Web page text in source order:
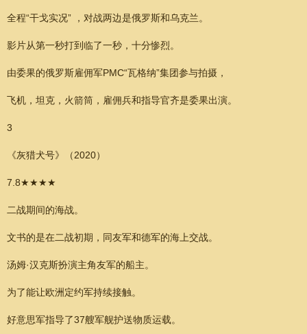
全程“干戈实况” ，对战两边是俄罗斯和乌克兰。
影片从第一秒打到临了一秒，十分惨烈。
由委果的俄罗斯雇佣军PMC“瓦格纳”集团参与拍摄，
飞机，坦克，火箭筒，雇佣兵和指导官齐是委果出演。
3
《灰猎犬号》（2020）
7.8★★★★
二战期间的海战。
文书的是在二战初期，同友军和德军的海上交战。
汤姆·汉克斯扮演主角友军的船主。
为了能让欧洲定约军持续接触。
好意思军指导了37艘军舰护送物质运载。